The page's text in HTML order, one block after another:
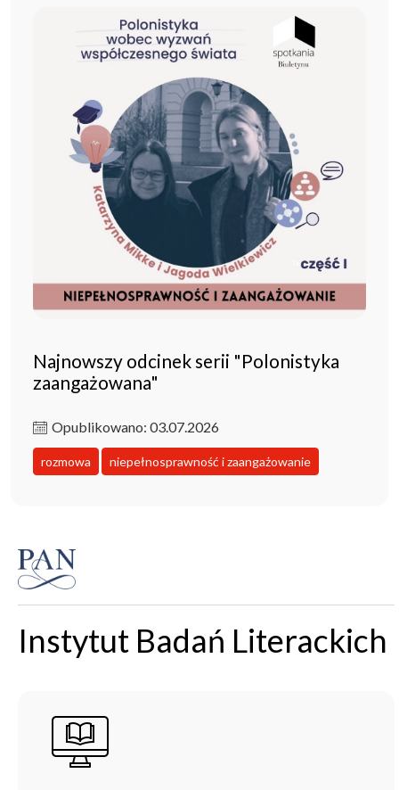
Najnowszy odcinek serii "Polonistyka
zaangażowana"
Opublikowano: 03.07.2026
rozmowa niepełnosprawność i zaangażowanie
Instytut Badań Literackich